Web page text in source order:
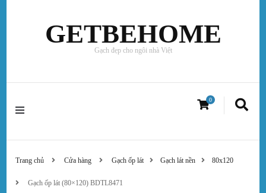
GETBEHOME
Gạch đẹp cho ngôi nhà Việt
0
Trang chủ Cửa hàng Gạch ốp lát Gạch lát nền 80x120
Gạch ốp lát (80×120) BDTL8471